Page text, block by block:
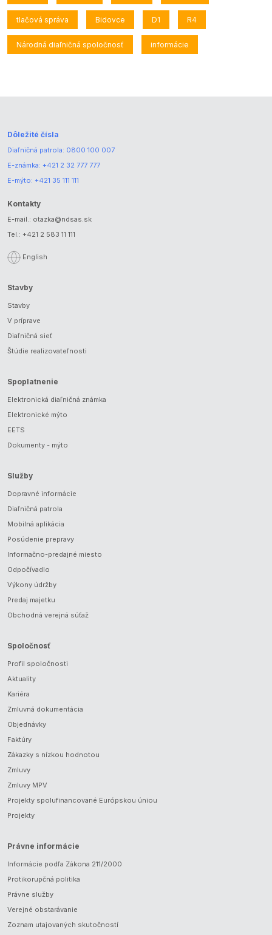
tlačová správa Bidovce D1 R4
Národná diaľničná spoločnosť informácie
Dôležité čísla
Diaľničná patrola: 0800 100 007
E-známka: +421 2 32 777 777
E-mýto: +421 35 111 111
Kontakty
E-mail.: otazka@ndsas.sk
Tel.: +421 2 583 11 111
English
Stavby
Stavby
V príprave
Diaľničná sieť
Štúdie realizovateľnosti
Spoplatnenie
Elektronická diaľničná známka
Elektronické mýto
EETS
Dokumenty - mýto
Služby
Dopravné informácie
Diaľničná patrola
Mobilná aplikácia
Posúdenie prepravy
Informačno-predajné miesto
Odpočívadlo
Výkony údržby
Predaj majetku
Obchodná verejná súťaž
Spoločnosť
Profil spoločnosti
Aktuality
Kariéra
Zmluvná dokumentácia
Objednávky
Faktúry
Zákazky s nízkou hodnotou
Zmluvy
Zmluvy MPV
Projekty spolufinancované Európskou úniou
Projekty
Právne informácie
Informácie podľa Zákona 211/2000
Protikorupčná politika
Právne služby
Verejné obstarávanie
Zoznam utajovaných skutočností